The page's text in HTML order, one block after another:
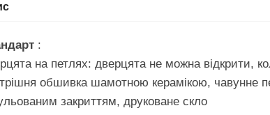
:
на петлях: дверцята не можна відкрити,
обшивка шамотною керамікою, чавунне
закриттям, друковане скло